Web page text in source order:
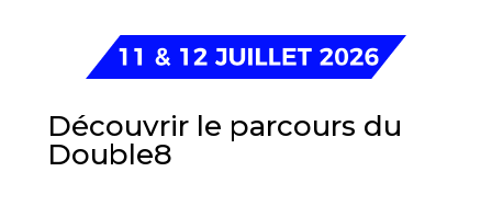
Découvrir le parcours du
Double8